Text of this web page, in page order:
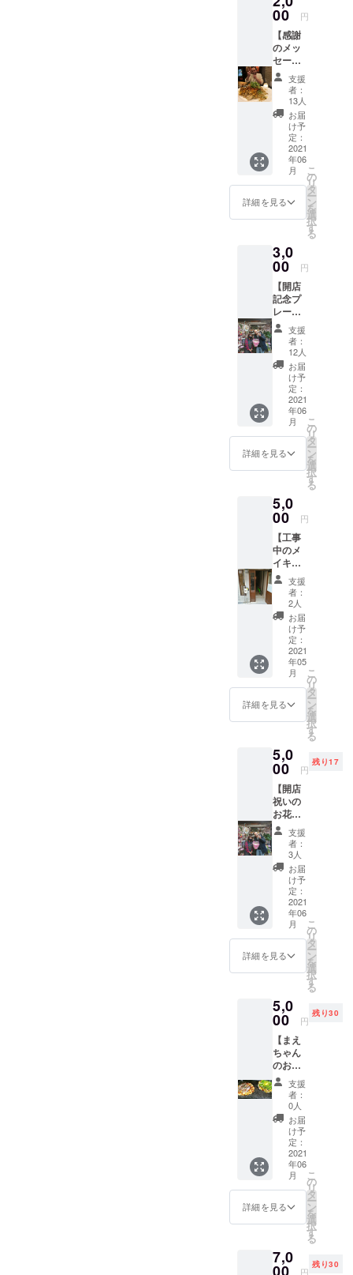
00 円
【感謝
のメッ
セー
ジ】 ま
えちゃ
んの思
いに賛
同して
頂いた
方、こ
のボタ
ンをポ
チった
あなた
は「共
犯者」
てもら
いま
す！
「あの
店作っ
たの自
分だ
よ！」
と自慢
しま
くって
OKで
す！ 支
援頂い
た方
へ、ま
えちゃ
セージ
をお届
けしま
す！ そ
して皆
様に感
謝しな
がら毎
日お好
み焼き
を焼か
せて頂
きま
す！
支援
者：
13人
お届
け予
定：
2021
年06
月
詳細を見る
こ
の
リ
タ
ー
ン
を
選
択
す
る
3,0
00 円
【開店
記念プ
レート
にお名
前掲
示】小
サイズ
「お好
み焼き
まえ
ちゃ
ん」の
開店を
記念
し、支
援頂い
お名前
を記載
した記
念ボー
ドを作
成し、
店内に
掲示致
しま
す！ ※
購入画
面の備
考欄に
て、必
ず記載
される
お名前
入をお
願い致
しま
す。
支援
者：
12人
お届
け予
定：
2021
年06
月
詳細を見る
こ
の
リ
タ
ー
ン
を
選
択
す
る
5,0
00 円
【工事
中のメ
イキン
グ観覧
券】 お
好み焼
きまえ
ちゃん
の工事
現場を
のぞき
見！ 出
来上が
るまで
の工程
を複数
しま
す！ 飲
食店が
出来る
までの
内側を
知りた
い、見
てみた
いとい
う方は
ぜひ！
※生配
信、撮
影画像
や動画
の共
共有し
ます ※
専用グ
ループ
を作
成、
URLを
お送り
しそち
らで日
程等を
共有致
します
支援
者：
2人
お届
け予
定：
2021
年05
月
詳細を見る
こ
の
リ
タ
ー
ン
を
選
択
す
る
5,0
00 円
残り17
【開店
祝いの
お花】
オープ
ン日に
素敵な
お花を
飾って
もらえ
ません
か？ 入
口を華
やか
に、鮮
やかに
彩りた
す！ お
花を用
意して
下さる
のは、
京都府
久御山
町で
「フラ
ワー＆
グリー
Saho」
を営む
人長佐
保さ
ん！
nsaho.a
mebao
支援
者：
3人
お届
け予
定：
2021
年06
月
詳細を見る
こ
の
リ
タ
ー
ン
を
選
択
す
る
5,0
00 円
残り30
【まえ
ちゃん
のお好
み焼
き】 お
好み焼
き3枚分
の回数
券をお
渡し致
しま
す！ 回
数券は
ギフト
する事
も可能
※回数券
の発送
支援
者：
0人
お届
け予
定：
2021
年06
月
詳細を見る
こ
の
リ
タ
ー
ン
を
選
択
す
る
7,0
円
残り30